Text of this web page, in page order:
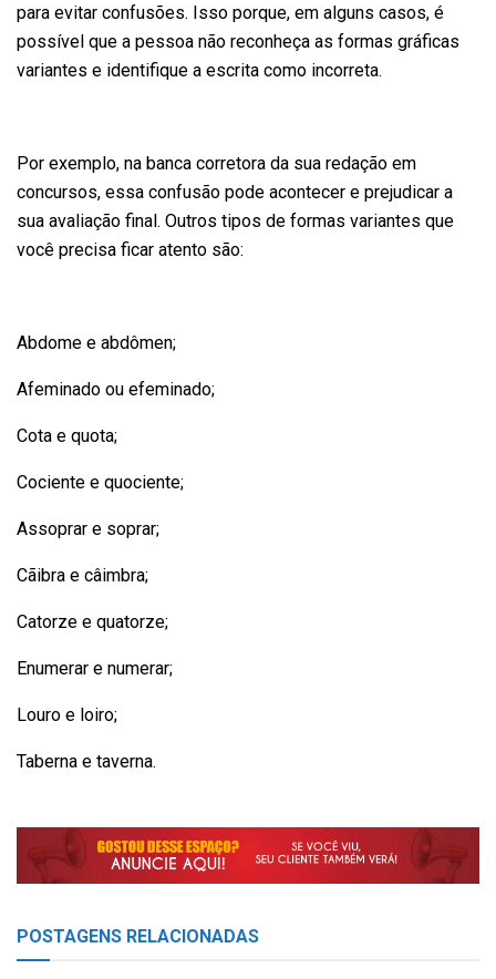
para evitar confusões. Isso porque, em alguns casos, é
possível que a pessoa não reconheça as formas gráficas
variantes e identifique a escrita como incorreta.
Por exemplo, na banca corretora da sua redação em
concursos, essa confusão pode acontecer e prejudicar a
sua avaliação final. Outros tipos de formas variantes que
você precisa ficar atento são:
Abdome e abdômen;
Afeminado ou efeminado;
Cota e quota;
Cociente e quociente;
Assoprar e soprar;
Cãibra e câimbra;
Catorze e quatorze;
Enumerar e numerar;
Louro e loiro;
Taberna e taverna.
POSTAGENS RELACIONADAS